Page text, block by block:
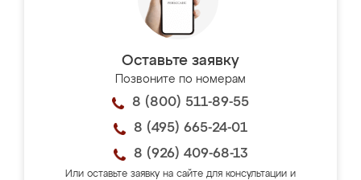
Оставьте заявку
Позвоните по номерам
8 (800) 511-89-55
8 (495) 665-24-01
8 (926) 409-68-13
Или оставьте заявку на сайте для консультации и